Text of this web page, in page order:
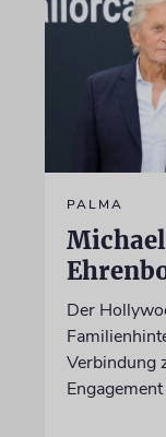
PALMA
Der
Verbindung